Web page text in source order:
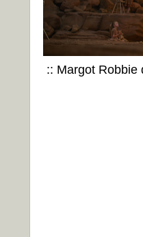
:: Margot Robbie